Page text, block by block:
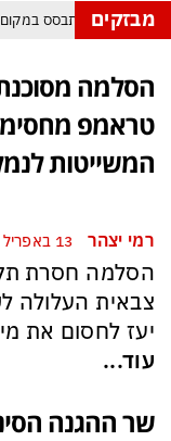
מבזקים
– איזנקוט מתבסס
עם עומאן לגבי תפעול
ומיירטים להגנה –
א-סיסי, ארדואן
הסלמה
טראמפ
המשייטות
רמי יצהר
הסלמה חסרת
צבאית העלולה
יעז לחסום את
עוד...
שר ההגנה